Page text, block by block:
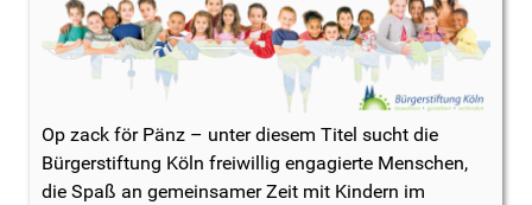
Op zack för Pänz – unter diesem Titel sucht die
Bürgerstiftung Köln freiwillig engagierte Menschen,
die Spaß an gemeinsamer Zeit mit Kindern im